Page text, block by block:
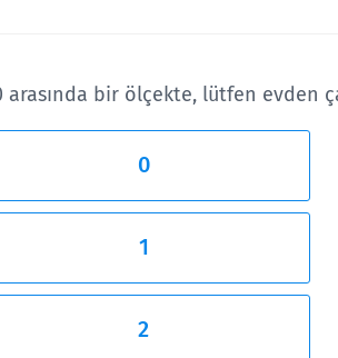
arasında bir ölçekte, lütfen evden
0
1
2